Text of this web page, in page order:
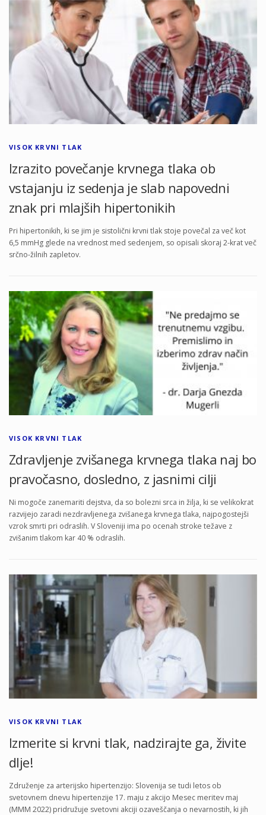
VISOK KRVNI TLAK
Izrazito povečanje krvnega tlaka ob
vstajanju iz sedenja je slab napovedni
znak pri mlajših hipertonikih
Pri hipertonikih, ki se jim je sistolični krvni tlak stoje povečal za več kot
6,5 mmHg glede na vrednost med sedenjem, so opisali skoraj 2-krat več
srčno-žilnih zapletov.
VISOK KRVNI TLAK
Zdravljenje zvišanega krvnega tlaka naj bo
pravočasno, dosledno, z jasnimi cilji
Ni mogoče zanemariti dejstva, da so bolezni srca in žilja, ki se velikokrat
razvijejo zaradi nezdravljenega zvišanega krvnega tlaka, najpogostejši
vzrok smrti pri odraslih. V Sloveniji ima po ocenah stroke težave z
zvišanim tlakom kar 40 % odraslih.
VISOK KRVNI TLAK
Izmerite si krvni tlak, nadzirajte ga, živite
dlje!
Združenje za arterijsko hipertenzijo: Slovenija se tudi letos ob
svetovnem dnevu hipertenzije 17. maju z akcijo Mesec meritev maj
(MMM 2022) pridružuje svetovni akciji ozaveščanja o nevarnostih, ki jih